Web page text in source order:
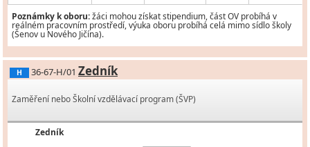
Poznámky k oboru:žáci mohou získat stipendium, část OV probíhá v
reálném pracovním prostředí, výuka oboru probíhá celá mimo sídlo školy
(Šenov u Nového Jičína).
H 36-67-H/01 Zedník
Zaměření nebo Školní vzdělávací program (ŠVP)
Zedník